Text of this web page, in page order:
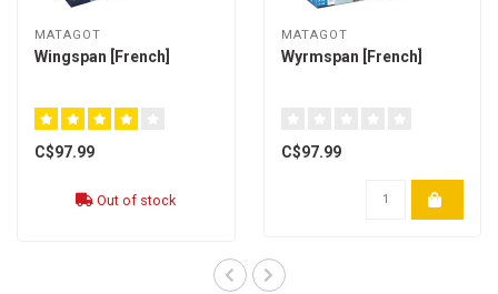
MATAGOT
Wingspan [French]
C$97.99
Out of stock
MATAGOT
Wyrmspan [French]
C$97.99